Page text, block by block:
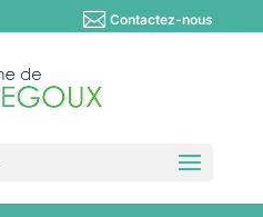
Contactez-nous